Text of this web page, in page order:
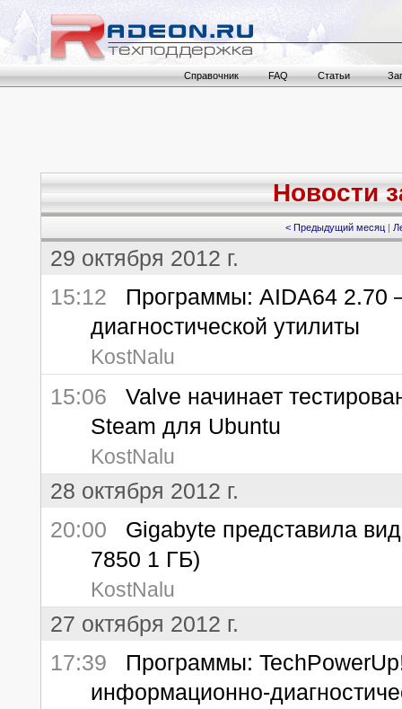
Справочник FAQ Статьи
Новости
< Предыдущий месяц |
29 октября 2012 г.
15:12 Программы: AIDA64 2.70
диагностической утилиты
KostNalu
15:06 Valve начинает
Steam для Ubuntu
KostNalu
28 октября 2012 г.
20:00 Gigabyte представила
7850 1 ГБ)
KostNalu
27 октября 2012 г.
17:39 Программы:
информационно-